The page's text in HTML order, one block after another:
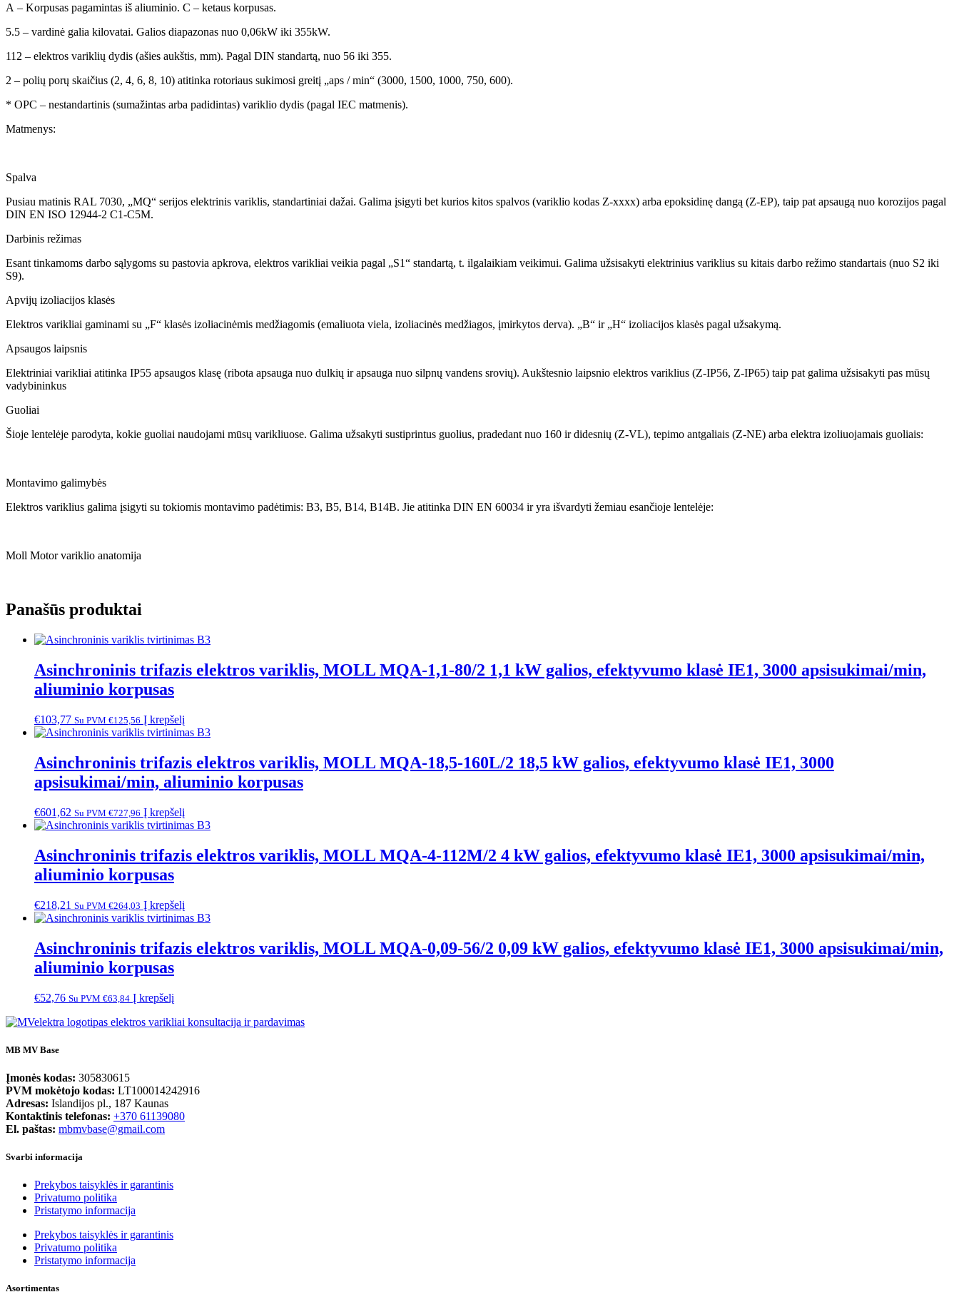
A – Korpusas pagamintas iš aliuminio. C – ketaus korpusas.
5.5 – vardinė galia kilovatai. Galios diapazonas nuo 0,06kW iki 355kW.
112 – elektros variklių dydis (ašies aukštis, mm). Pagal DIN standartą, nuo 56 iki 355.
2 – polių porų skaičius (2, 4, 6, 8, 10) atitinka rotoriaus sukimosi greitį „aps / min“ (3000, 1500, 1000, 750, 600).
* OPC – nestandartinis (sumažintas arba padidintas) variklio dydis (pagal IEC matmenis).
Matmenys:
Spalva
Pusiau matinis RAL 7030, „MQ“ serijos elektrinis variklis, standartiniai dažai. Galima įsigyti bet kurios kitos spalvos (variklio kodas Z-xxxx) arba epoksidinę dangą (Z-EP), taip pat apsaugą nuo korozijos pagal
DIN EN ISO 12944-2 C1-C5M.
Darbinis režimas
Esant tinkamoms darbo sąlygoms su pastovia apkrova, elektros varikliai veikia pagal „S1“ standartą, t. ilgalaikiam veikimui. Galima užsisakyti elektrinius variklius su kitais darbo režimo standartais (nuo S2 iki
S9).
Apvijų izoliacijos klasės
Elektros varikliai gaminami su „F“ klasės izoliacinėmis medžiagomis (emaliuota viela, izoliacinės medžiagos, įmirkytos derva). „B“ ir „H“ izoliacijos klasės pagal užsakymą.
Apsaugos laipsnis
Elektriniai varikliai atitinka IP55 apsaugos klasę (ribota apsauga nuo dulkių ir apsauga nuo silpnų vandens srovių). Aukštesnio laipsnio elektros variklius (Z-IP56, Z-IP65) taip pat galima užsisakyti pas mūsų
vadybininkus
Guoliai
Šioje lentelėje parodyta, kokie guoliai naudojami mūsų varikliuose. Galima užsakyti sustiprintus guolius, pradedant nuo 160 ir didesnių (Z-VL), tepimo antgaliais (Z-NE) arba elektra izoliuojamais guoliais:
Montavimo galimybės
Elektros variklius galima įsigyti su tokiomis montavimo padėtimis: B3, B5, B14, B14B. Jie atitinka DIN EN 60034 ir yra išvardyti žemiau esančioje lentelėje:
Moll Motor variklio anatomija
Panašūs produktai
Asinchroninis trifazis elektros variklis, MOLL MQA-1,1-80/2 1,1 kW galios, efektyvumo klasė IE1, 3000 apsisukimai/min,
aliuminio korpusas
€103,77 Su PVM €125,56 Į krepšelį
Asinchroninis trifazis elektros variklis, MOLL MQA-18,5-160L/2 18,5 kW galios, efektyvumo klasė IE1, 3000
apsisukimai/min, aliuminio korpusas
€601,62 Su PVM €727,96 Į krepšelį
Asinchroninis trifazis elektros variklis, MOLL MQA-4-112M/2 4 kW galios, efektyvumo klasė IE1, 3000 apsisukimai/min,
aliuminio korpusas
€218,21 Su PVM €264,03 Į krepšelį
Asinchroninis trifazis elektros variklis, MOLL MQA-0,09-56/2 0,09 kW galios, efektyvumo klasė IE1, 3000 apsisukimai/min,
aliuminio korpusas
€52,76 Su PVM €63,84 Į krepšelį
MB MV Base
Įmonės kodas: 305830615
PVM mokėtojo kodas: LT100014242916
Adresas: Islandijos pl., 187 Kaunas
Kontaktinis telefonas: +370 61139080
El. paštas: mbmvbase@gmail.com
Svarbi informacija
Prekybos taisyklės ir garantinis
Privatumo politika
Pristatymo informacija
Prekybos taisyklės ir garantinis
Privatumo politika
Pristatymo informacija
Asortimentas